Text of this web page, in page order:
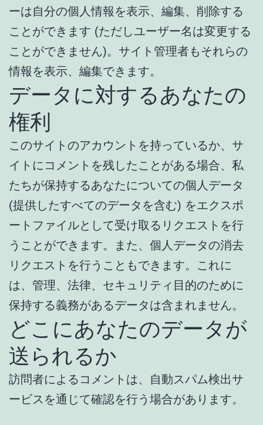
ーは自分の個人情報を表示、編集、削除する
ことができます (ただしユーザー名は変更する
ことができません)。サイト管理者もそれらの
情報を表示、編集できます。
データに対するあなたの
権利
このサイトのアカウントを持っているか、サ
イトにコメントを残したことがある場合、私
たちが保持するあなたについての個人データ
(提供したすべてのデータを含む) をエクスポ
ートファイルとして受け取るリクエストを行
うことができます。また、個人データの消去
リクエストを行うこともできます。これに
は、管理、法律、セキュリティ目的のために
保持する義務があるデータは含まれません。
どこにあなたのデータが
送られるか
訪問者によるコメントは、自動スパム検出サ
ービスを通じて確認を行う場合があります。